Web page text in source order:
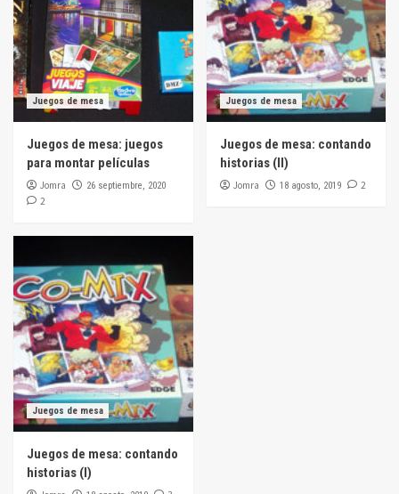
Juegos de mesa
Juegos de mesa: juegos
para montar películas
Jomra 26 septiembre, 2020
2
Juegos de mesa
Juegos de mesa: contando
historias (II)
Jomra 18 agosto, 2019 2
Juegos de mesa
Juegos de mesa: contando
historias (I)